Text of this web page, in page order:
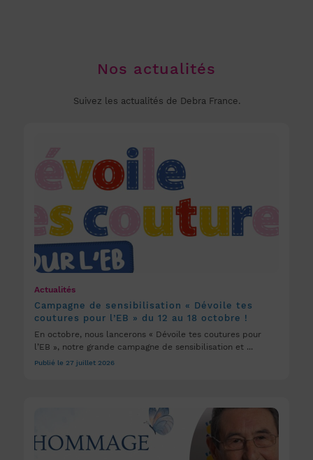
Nos actualités
Suivez les actualités de Debra France.
Actualités
Campagne de sensibilisation « Dévoile tes
coutures pour l’EB » du 12 au 18 octobre !
En octobre, nous lancerons « Dévoile tes coutures pour
l’EB », notre grande campagne de sensibilisation et ...
Publié le 27 juillet 2026